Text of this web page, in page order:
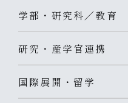
学部・研究科／教育
研究・産学官連携
国際展開・留学